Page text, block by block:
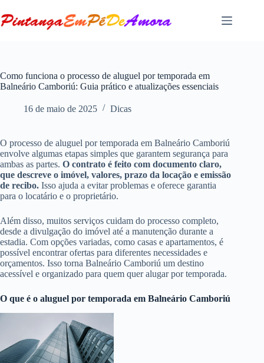
para
o
Como funciona o processo de aluguel por temporada em
Balneário Camboriú: Guia prático e atualizações essenciais
16 de maio de 2025 Dicas
O processo de aluguel por temporada em Balneário Camboriú
envolve algumas etapas simples que garantem segurança para
ambas as partes. O contrato é feito com documento claro,
que descreve o imóvel, valores, prazo da locação e emissão
de recibo. Isso ajuda a evitar problemas e oferece garantia
para o locatário e o proprietário.
Além disso, muitos serviços cuidam do processo completo,
desde a divulgação do imóvel até a manutenção durante a
estadia. Com opções variadas, como casas e apartamentos, é
possível encontrar ofertas para diferentes necessidades e
orçamentos. Isso torna Balneário Camboriú um destino
acessível e organizado para quem quer alugar por temporada.
O que é o aluguel por temporada em Balneário Camboriú